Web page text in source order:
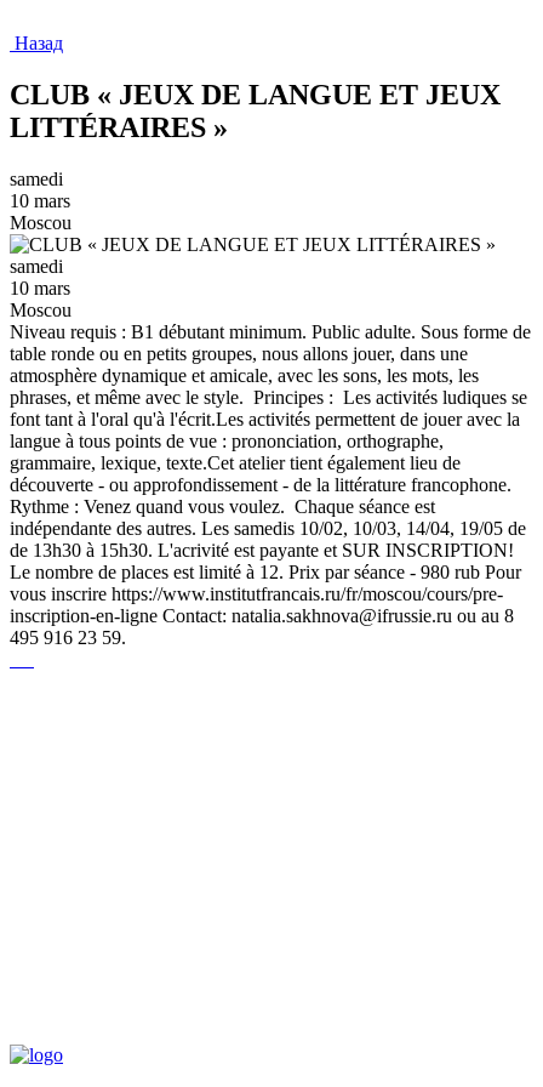
Назад
CLUB « JEUX DE LANGUE ET JEUX
LITTÉRAIRES »
samedi
10 mars
Moscou
samedi
10 mars
Moscou
Niveau requis : B1 débutant minimum. Public adulte. Sous forme de
table ronde ou en petits groupes, nous allons jouer, dans une
atmosphère dynamique et amicale, avec les sons, les mots, les
phrases, et même avec le style. Principes : Les activités ludiques se
font tant à l'oral qu'à l'écrit.Les activités permettent de jouer avec la
langue à tous points de vue : prononciation, orthographe,
grammaire, lexique, texte.Cet atelier tient également lieu de
découverte - ou approfondissement - de la littérature francophone.
Rythme : Venez quand vous voulez. Chaque séance est
indépendante des autres. Les samedis 10/02, 10/03, 14/04, 19/05 de
de 13h30 à 15h30. L'acrivité est payante et SUR INSCRIPTION!
Le nombre de places est limité à 12. Prix par séance - 980 rub Pour
vous inscrire https://www.institutfrancais.ru/fr/moscou/cours/pre-
inscription-en-ligne Contact: natalia.sakhnova@ifrussie.ru ou au 8
495 916 23 59.